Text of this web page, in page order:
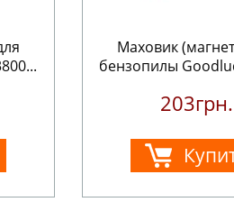
Маховик
бензопилы
203грн.